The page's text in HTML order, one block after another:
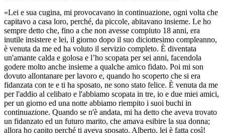
«Lei e sua cugina, mi provocavano in continuazione, ogni volta che
capitavo a casa loro, perché, da piccole, abitavano insieme. Le ho
sempre detto che, fino a che non avesse compiuto 18 anni, era
inutile insistere e lei, il giorno dopo il suo diciottesimo compleanno,
è venuta da me ed ha voluto il servizio completo. È diventata
un'amante calda e golosa e l’ho scopata per sei anni, facendola
godere molto anche insieme a qualche amico fidato. Poi mi son
dovuto allontanare per lavoro e, quando ho scoperto che si era
fidanzata con te e ti ha sposato, ne sono stato felice. È venuta da me
per l'addio al celibato e l'abbiamo scopata in tre, io e due miei amici,
per un giorno ed una notte abbiamo riempito i suoi buchi in
continuazione. Quando se n'è andata, mi ha detto che aveva trovato
un fidanzato ed un futuro marito, che amava esibire la sua donna;
allora ho capito perché ti aveva sposato. Alberto, lei è fatta così!